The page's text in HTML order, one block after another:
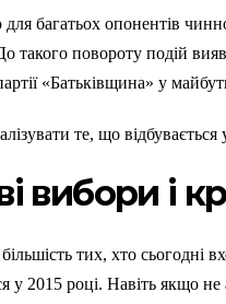
багатьох опонентів
такого повороту подій
«Батьківщина» у
те, що відбувається
вибори і
тих, хто сьогодні
у 2015 році. Навіть якщо